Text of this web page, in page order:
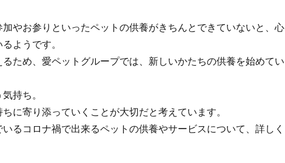
やお参りといったペットの供養がきちんとできていないと、心
ようです。
ため、愛ペットグループでは、新しいかたちの供養を始めてい
持ち。
に寄り添っていくことが大切だと考えています。
るコロナ禍で出来るペットの供養やサービスについて、詳しく